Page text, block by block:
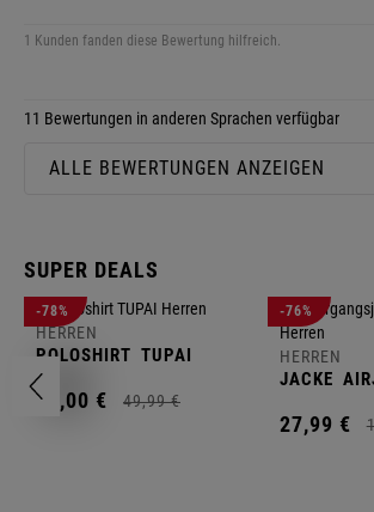
1 Kunden fanden diese Bewertung hilfreich.
11 Bewertungen in anderen Sprachen verfügbar
ALLE BEWERTUNGEN ANZEIGEN
SUPER DEALS
-78%
HERREN
POLOSHIRT TUPAI
11,00 € 49,99 €
-76%
HERREN
JACKE
27,99 €